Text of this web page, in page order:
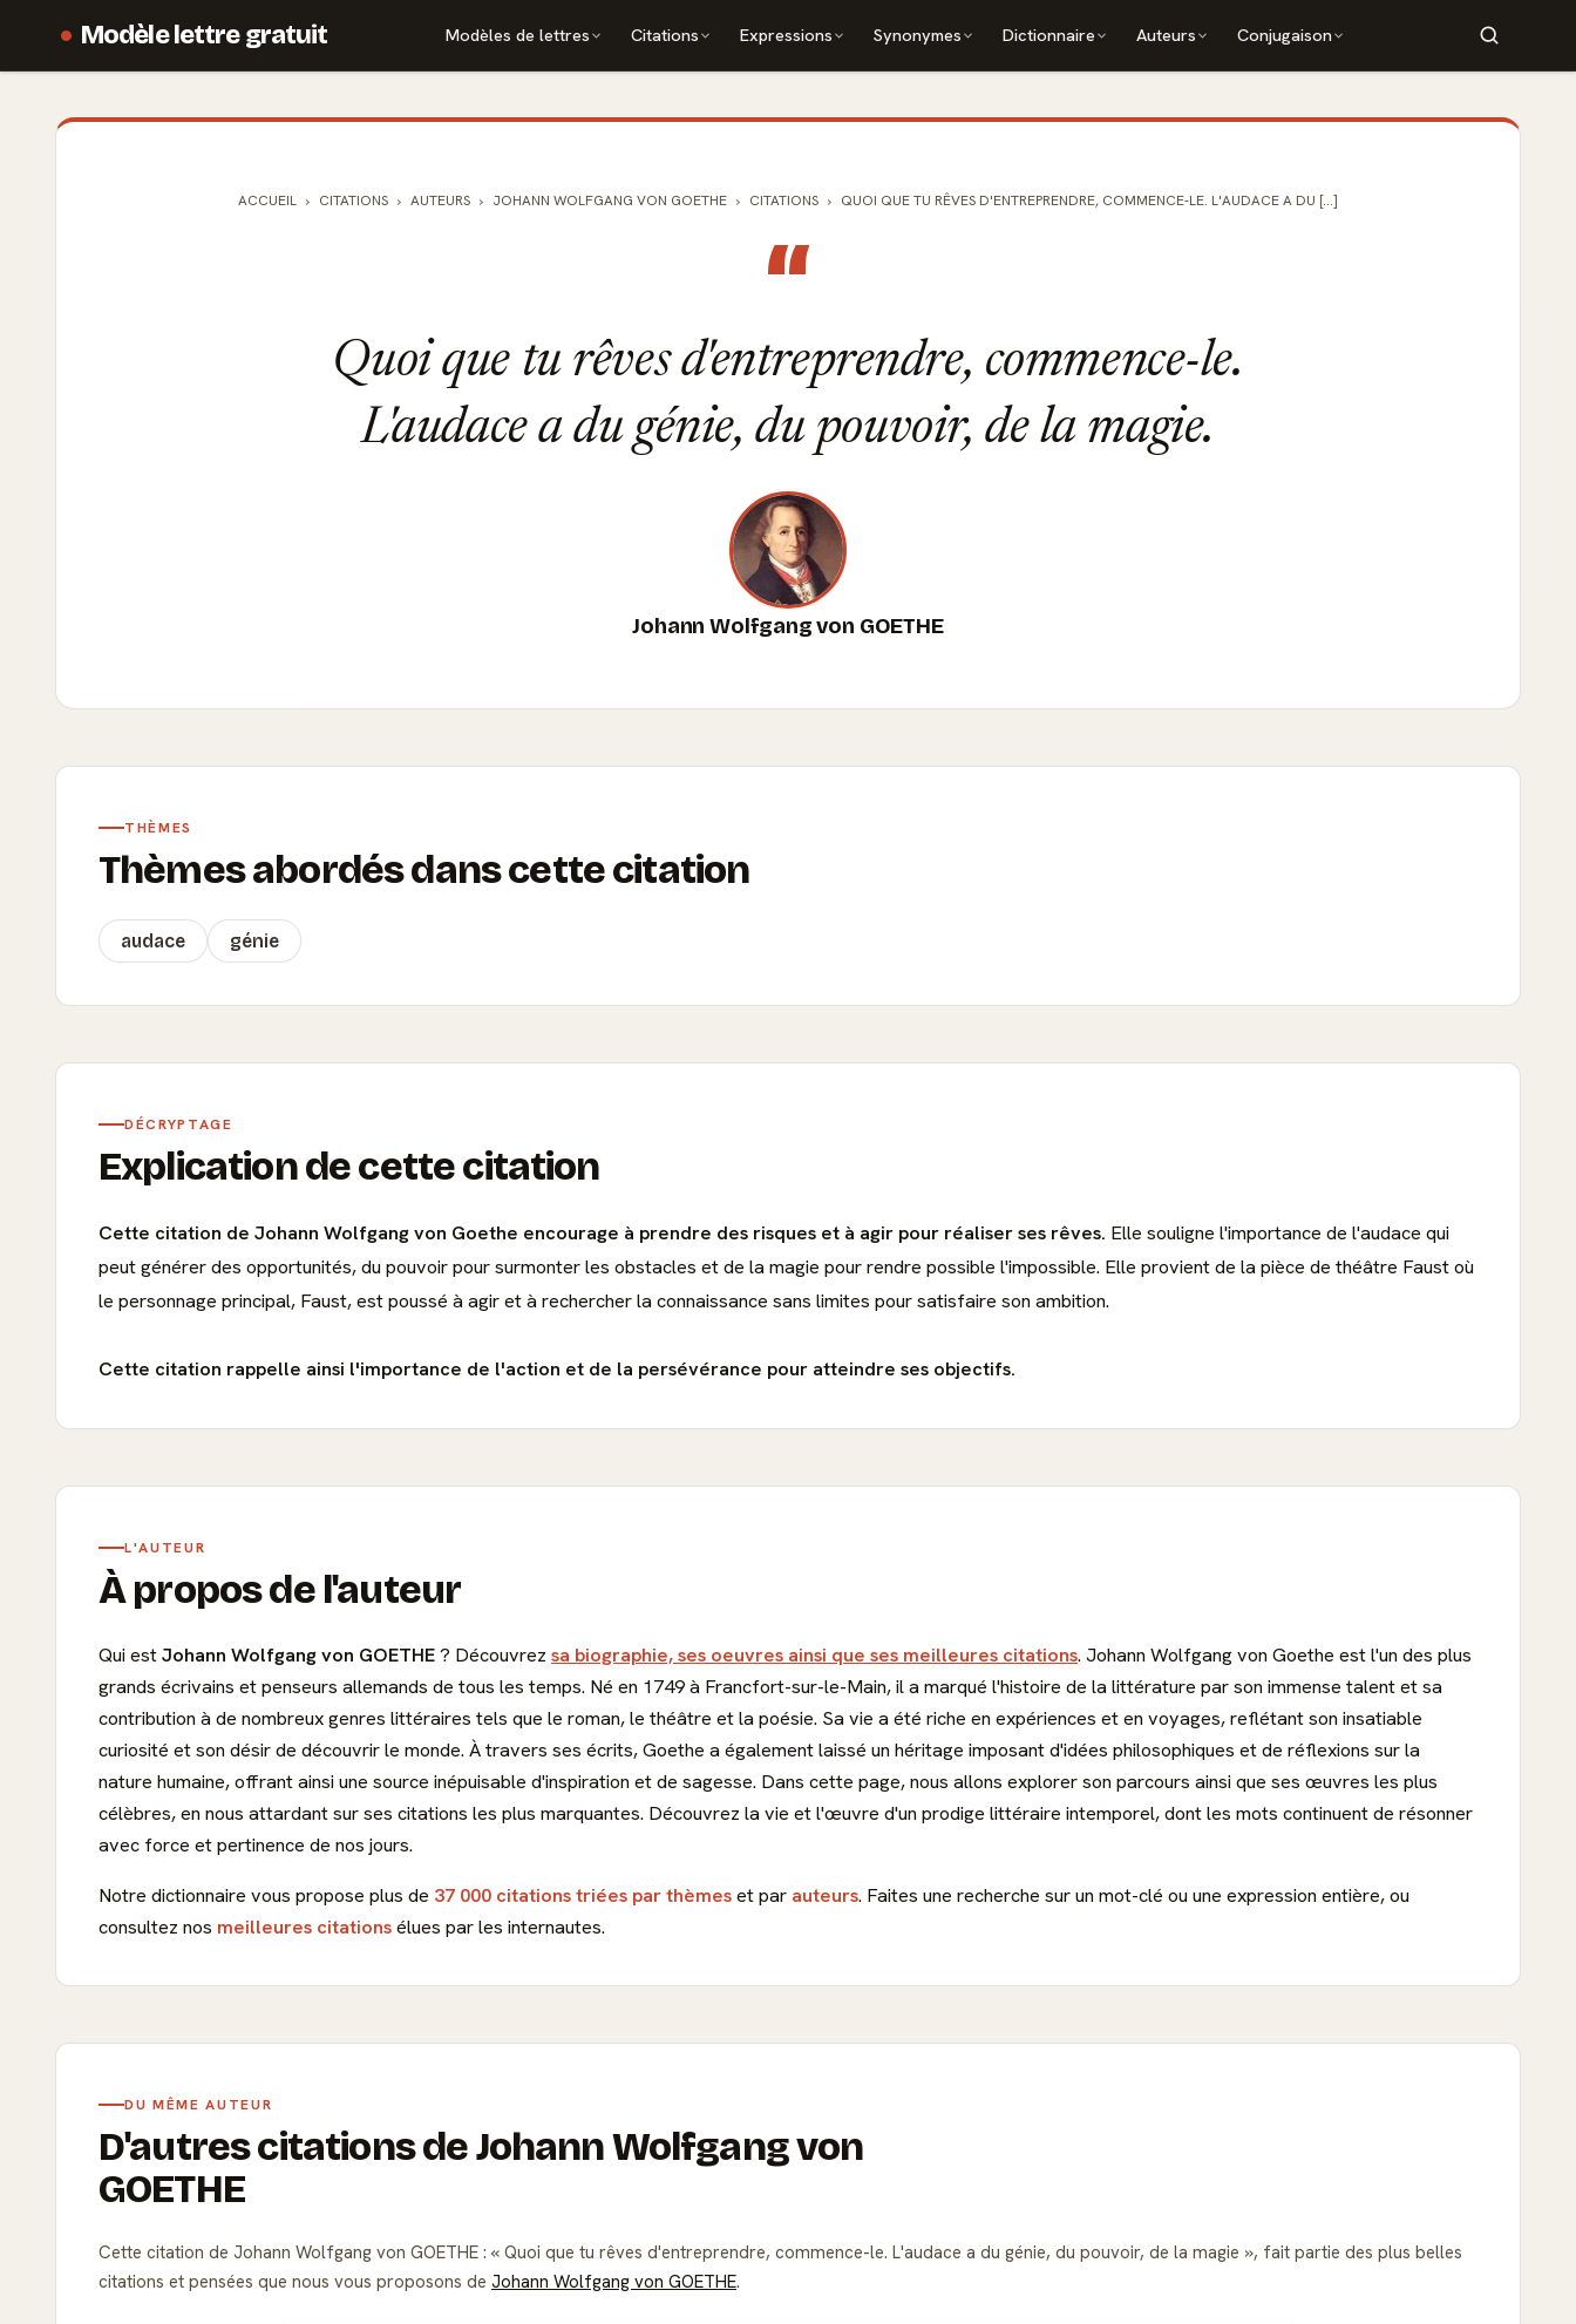
Modèle lettre gratuit Modèles de lettres Citations Expressions Synonymes Dictionnaire Auteurs Conjugaison
ACCUEIL CITATIONS AUTEURS JOHANN WOLFGANG VON GOETHE CITATIONS QUOI QUE TU RÊVES D'ENTREPRENDRE, COMMENCE-LE. L'AUDACE A DU [...]
“
Quoi que tu rêves d'entreprendre, commence-le.
L'audace a du génie, du pouvoir, de la magie.
Johann Wolfgang von GOETHE
THÈMES
Thèmes abordés dans cette citation
audace génie
DÉCRYPTAGE
Explication de cette citation
Cette citation de Johann Wolfgang von Goethe encourage à prendre des risques et à agir pour réaliser ses rêves. Elle souligne l'importance de l'audace qui
peut générer des opportunités, du pouvoir pour surmonter les obstacles et de la magie pour rendre possible l'impossible. Elle provient de la pièce de théâtre Faust où
le personnage principal, Faust, est poussé à agir et à rechercher la connaissance sans limites pour satisfaire son ambition.
Cette citation rappelle ainsi l'importance de l'action et de la persévérance pour atteindre ses objectifs.
L'AUTEUR
À propos de l'auteur
Qui estJohann Wolfgang von GOETHE? Découvrez sa biographie, ses oeuvres ainsi que ses meilleures citations. Johann Wolfgang von Goethe est l'un des plus
grands écrivains et penseurs allemands de tous les temps. Né en 1749 à Francfort-sur-le-Main, il a marqué l'histoire de la littérature par son immense talent et sa
contribution à de nombreux genres littéraires tels que le roman, le théâtre et la poésie. Sa vie a été riche en expériences et en voyages, reflétant son insatiable
curiosité et son désir de découvrir le monde. À travers ses écrits, Goethe a également laissé un héritage imposant d'idées philosophiques et de réflexions sur la
nature humaine, offrant ainsi une source inépuisable d'inspiration et de sagesse. Dans cette page, nous allons explorer son parcours ainsi que ses œuvres les plus
célèbres, en nous attardant sur ses citations les plus marquantes. Découvrez la vie et l'œuvre d'un prodige littéraire intemporel, dont les mots continuent de résonner
avec force et pertinence de nos jours.
Notre dictionnaire vous propose plus de 37 000 citations triées par thèmeset par auteurs. Faites une recherche sur un mot-clé ou une expression entière, ou
consultez nos meilleures citationsélues par les internautes.
DU MÊME AUTEUR
D'autres citations de Johann Wolfgang von
GOETHE
Cette citation de Johann Wolfgang von GOETHE : Quoi que tu rêves d'entreprendre, commence-le. L'audace a du génie, du pouvoir, de la magie
, fait partie des plus belles
citations et pensées que nous vous proposons de Johann Wolfgang von GOETHE.